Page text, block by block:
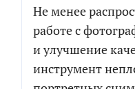
Не менее
работе с
и улучшение
инструмент